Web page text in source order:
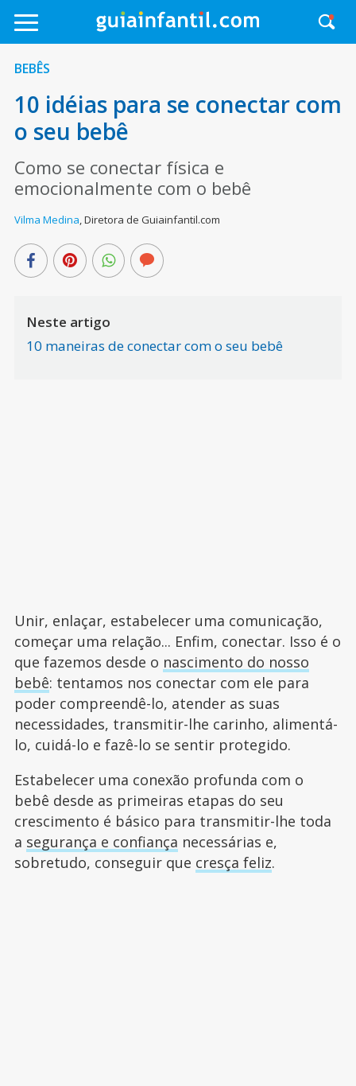
BEBÊS
10 idéias para se conectar com
o seu bebê
Como se conectar física e
emocionalmente com o bebê
Vilma Medina,Diretora de Guiainfantil.com
Neste artigo
10 maneiras de conectar com o seu bebê
Unir, enlaçar, estabelecer uma comunicação,
começar uma relação... Enfim, conectar. Isso é o
que fazemos desde o nascimento do nosso
bebê: tentamos nos conectar com ele para
poder compreendê-lo, atender as suas
necessidades, transmitir-lhe carinho, alimentá-
lo, cuidá-lo e fazê-lo se sentir protegido.
Estabelecer uma conexão profunda com o
bebê desde as primeiras etapas do seu
crescimento é básico para transmitir-lhe toda
a segurança e confiança necessárias e,
sobretudo, conseguir que cresça feliz.